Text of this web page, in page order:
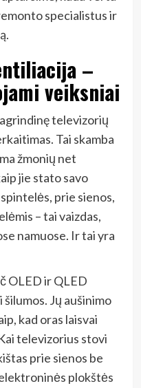
specialistus ir
–
veiksniai
televizorių
Tai skamba
žmonių net
jie stato savo
prie sienos,
– tai vaizdas,
namuose. Ir tai yra
OLED ir QLED
Jų aušinimo
kad oras laisvai
televizorius stovi
prie sienos be
plokštės